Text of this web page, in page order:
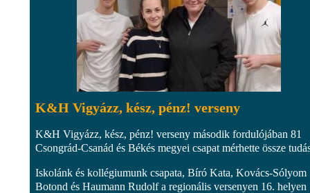
K&H Vigyázz, kész, pénz! verseny
K&H Vigyázz, kész, pénz! verseny második fordulójában 81
Csongrád-Csanád és Békés megyei csapat mérhette össze
Iskolánk és kollégiumunk csapata, Bíró Kata, Kovács-Sólyom
Botond és Haumann Rudolf a regionális versenyen 16. helyen